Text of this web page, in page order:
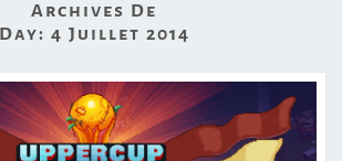
Archives De
Day: 4 Juillet 2014